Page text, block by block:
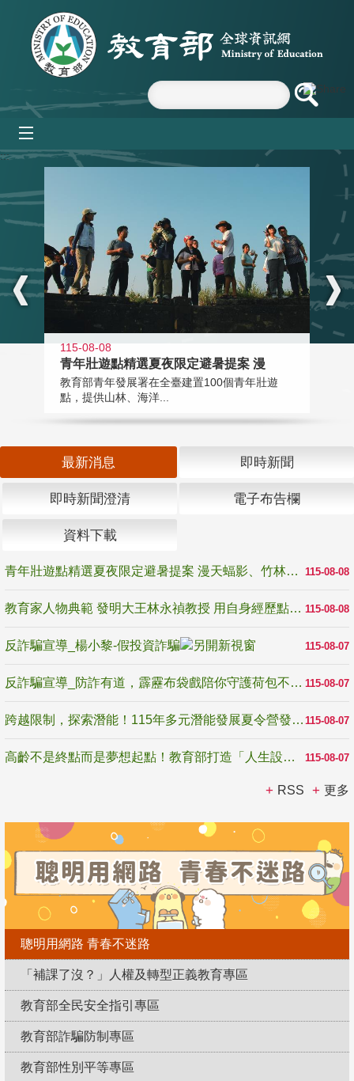
跳到主要內容區塊
:::
115-08-08
青年壯遊點精選夏夜限定避暑提案 漫
教育部青年發展署在全臺建置100個青年壯遊
點，提供山林、海洋...
最新消息 即時新聞
即時新聞澄清 電子布告欄
資料下載
115-08-08
青年壯遊點精選夏夜限定避暑提案 漫天蝠影、竹林尋蛙、茶香夜觀 邀青年暮色出發
115-08-08
教育家人物典範 發明大王林永禎教授 用自身經歷點亮學生的路
115-08-07
反詐騙宣導_楊小黎-假投資詐騙
115-08-07
反詐騙宣導_防詐有道，霹靂布袋戲陪你守護荷包不受騙
115-08-07
跨越限制，探索潛能！115年多元潛能發展夏令營發掘生命無限可能
115-08-07
高齡不是終點而是夢想起點！教育部打造「人生設計夢工場」 參展第3屆高齡健康產業博覽會
RSS 更多
聰明用網路 青春不迷路
「補課了沒？」人權及轉型正義教育專區
教育部全民安全指引專區
教育部詐騙防制專區
教育部性別平等專區